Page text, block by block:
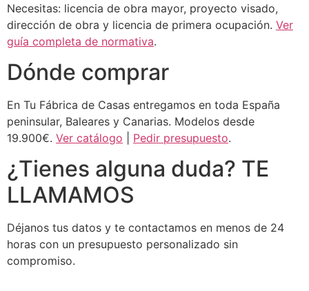
Necesitas: licencia de obra mayor, proyecto visado,
dirección de obra y licencia de primera ocupación. Ver
guía completa de normativa.
Dónde comprar
En Tu Fábrica de Casas entregamos en toda España
peninsular, Baleares y Canarias. Modelos desde
19.900€. Ver catálogo Pedir presupuesto.
¿Tienes alguna duda? TE
LLAMAMOS
Déjanos tus datos y te contactamos en menos de 24
horas con un presupuesto personalizado sin
compromiso.